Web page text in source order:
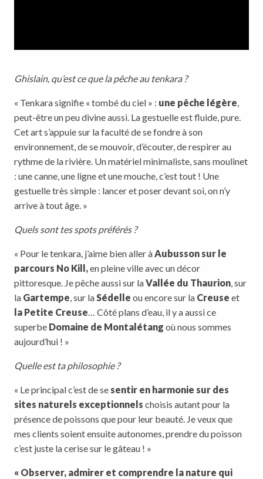
Ghislain, qu’est ce que la pêche au tenkara ?
« Tenkara signifie « tombé du ciel » : une pêche légère,
peut-être un peu divine aussi. La gestuelle est fluide, pure.
Cet art s’appuie sur la faculté de se fondre à son
environnement, de se mouvoir, d’écouter, de respirer au
rythme de la rivière. Un matériel minimaliste, sans moulinet
: une canne, une ligne et une mouche, c’est tout ! Une
gestuelle très simple : lancer et poser devant soi, on n’y
arrive à tout âge. »
Quels sont tes spots préférés ?
« Pour le tenkara, j’aime bien aller àAubusson sur le
parcours No Kill,en pleine ville avec un décor
pittoresque. Je pêche aussi sur laVallée du Thaurion, sur
la Gartempe, sur laSédelle ou encore sur la Creuse et
la Petite Creuse… Côté plans d’eau, il y a aussi ce
superbe Domaine de Montalétang où nous sommes
aujourd’hui ! »
Quelle est ta philosophie ?
« Le principal c’est de se sentir en harmonie sur des
sites naturels exceptionnels choisis autant pour la
présence de poissons que pour leur beauté. Je veux que
mes clients soient ensuite autonomes, prendre du poisson
c’est juste la cerise sur le gâteau ! »
« Observer, admirer et comprendre la nature qui